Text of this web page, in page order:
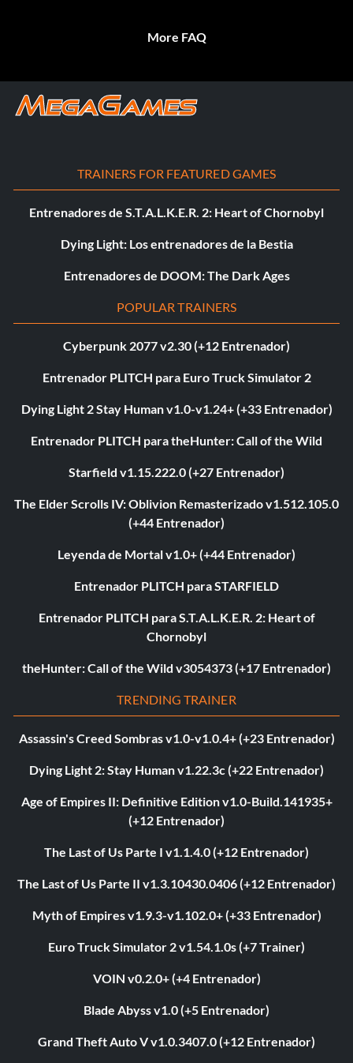
More FAQ
TRAINERS FOR FEATURED GAMES
Entrenadores de S.T.A.L.K.E.R. 2: Heart of Chornobyl
Dying Light: Los entrenadores de la Bestia
Entrenadores de DOOM: The Dark Ages
POPULAR TRAINERS
Cyberpunk 2077 v2.30 (+12 Entrenador)
Entrenador PLITCH para Euro Truck Simulator 2
Dying Light 2 Stay Human v1.0-v1.24+ (+33 Entrenador)
Entrenador PLITCH para theHunter: Call of the Wild
Starfield v1.15.222.0 (+27 Entrenador)
The Elder Scrolls IV: Oblivion Remasterizado v1.512.105.0
(+44 Entrenador)
Leyenda de Mortal v1.0+ (+44 Entrenador)
Entrenador PLITCH para STARFIELD
Entrenador PLITCH para S.T.A.L.K.E.R. 2: Heart of
Chornobyl
theHunter: Call of the Wild v3054373 (+17 Entrenador)
TRENDING TRAINER
Assassin's Creed Sombras v1.0-v1.0.4+ (+23 Entrenador)
Dying Light 2: Stay Human v1.22.3c (+22 Entrenador)
Age of Empires II: Definitive Edition v1.0-Build.141935+
(+12 Entrenador)
The Last of Us Parte I v1.1.4.0 (+12 Entrenador)
The Last of Us Parte II v1.3.10430.0406 (+12 Entrenador)
Myth of Empires v1.9.3-v1.102.0+ (+33 Entrenador)
Euro Truck Simulator 2 v1.54.1.0s (+7 Trainer)
VOIN v0.2.0+ (+4 Entrenador)
Blade Abyss v1.0 (+5 Entrenador)
Grand Theft Auto V v1.0.3407.0 (+12 Entrenador)